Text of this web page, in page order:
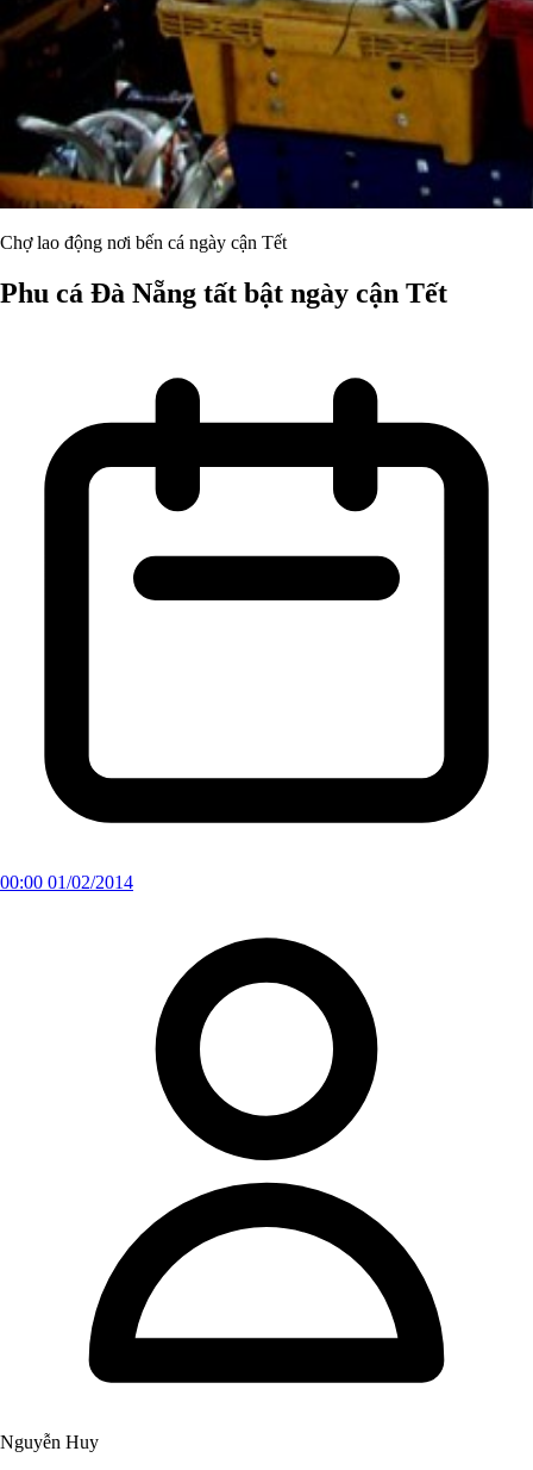
Chợ lao động nơi bến cá ngày cận Tết
Phu cá Đà Nẵng tất bật ngày cận Tết
00:00 01/02/2014
Nguyễn Huy